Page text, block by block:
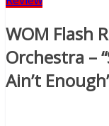
WOM Flash
Orchestra –
Ain’t